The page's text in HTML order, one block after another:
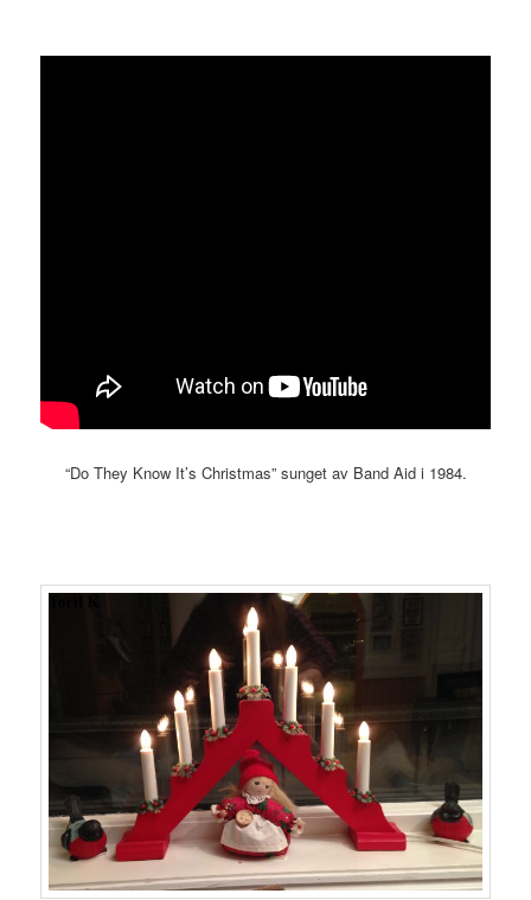
“Do They Know It’s Christmas” sunget av Band Aid i 1984.